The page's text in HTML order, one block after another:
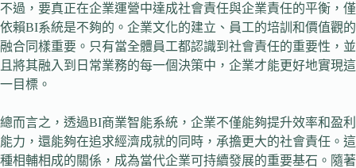
不過，要真正在企業運營中達成社會責任與企業責任的平衡，僅
依賴BI系統是不夠的。企業文化的建立、員工的培訓和價值觀的
融合同樣重要。只有當全體員工都認識到社會責任的重要性，並
且將其融入到日常業務的每一個決策中，企業才能更好地實現這
一目標。
總而言之，透過BI商業智能系統，企業不僅能夠提升效率和盈利
能力，還能夠在追求經濟成就的同時，承擔更大的社會責任。這
種相輔相成的關係，成為當代企業可持續發展的重要基石。隨著